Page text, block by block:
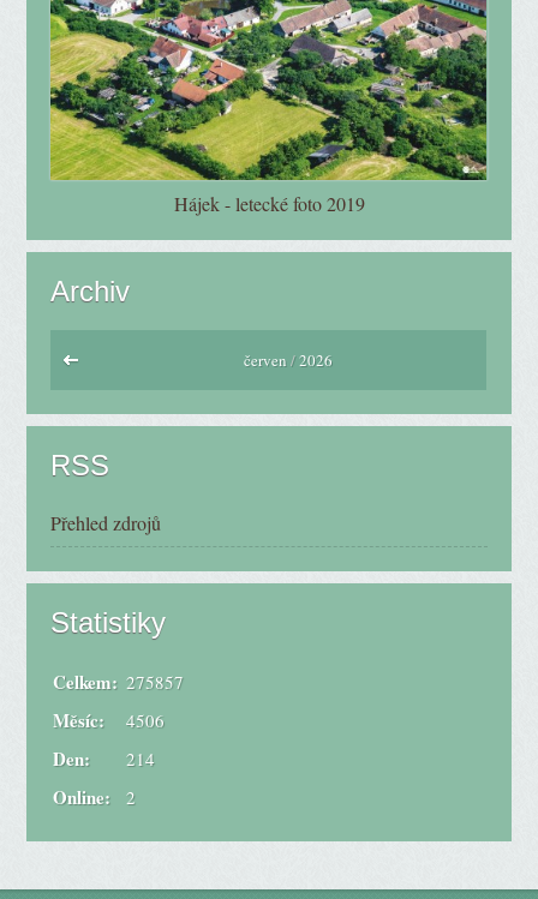
Hájek - letecké foto 2019
Archiv
červen /2026
RSS
Přehled zdrojů
Statistiky
Online: 2
Celkem: 275857
Měsíc: 4506
Den: 214